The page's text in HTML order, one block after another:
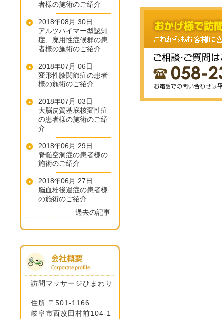
者様の施術のご紹介
2018年08月 30日
アルツハイマー型認知
症、廃用性症候群の患
者様の施術のご紹介
2018年07月 06日
変形性膝関節症の患者
様の施術のご紹介
2018年07月 03日
大脳皮質基底核変性症
の患者様の施術のご紹
介
2018年06月 29日
脊髄空洞症の患者様の
施術のご紹介
2018年06月 27日
脳血栓後遺症の患者様
の施術のご紹介
過去の記事
訪問マッサージひまわり
住所:〒501-1166
岐阜市西改田村前104-1